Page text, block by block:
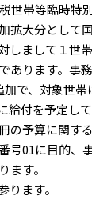
世帯等臨時特
拡大分として
しまして１世
あります。事
加で、対象世帯
付を予定して
の予算に関す
号01に目的、
ます。
ます。